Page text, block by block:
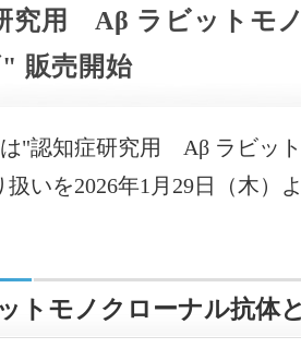
究用 Aβ ラビットモ
販売開始
"認知症研究用 Aβ ラビッ
扱いを2026年1月29日（木）
トモノクローナル抗体